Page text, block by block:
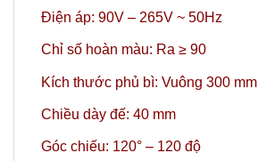
Điện áp: 90V – 265V ~ 50Hz
Chỉ số hoàn màu: Ra ≥ 90
Kích thước phủ bì: Vuông 300 mm
Chiều dày đế: 40 mm
Góc chiếu: 120° – 120 độ